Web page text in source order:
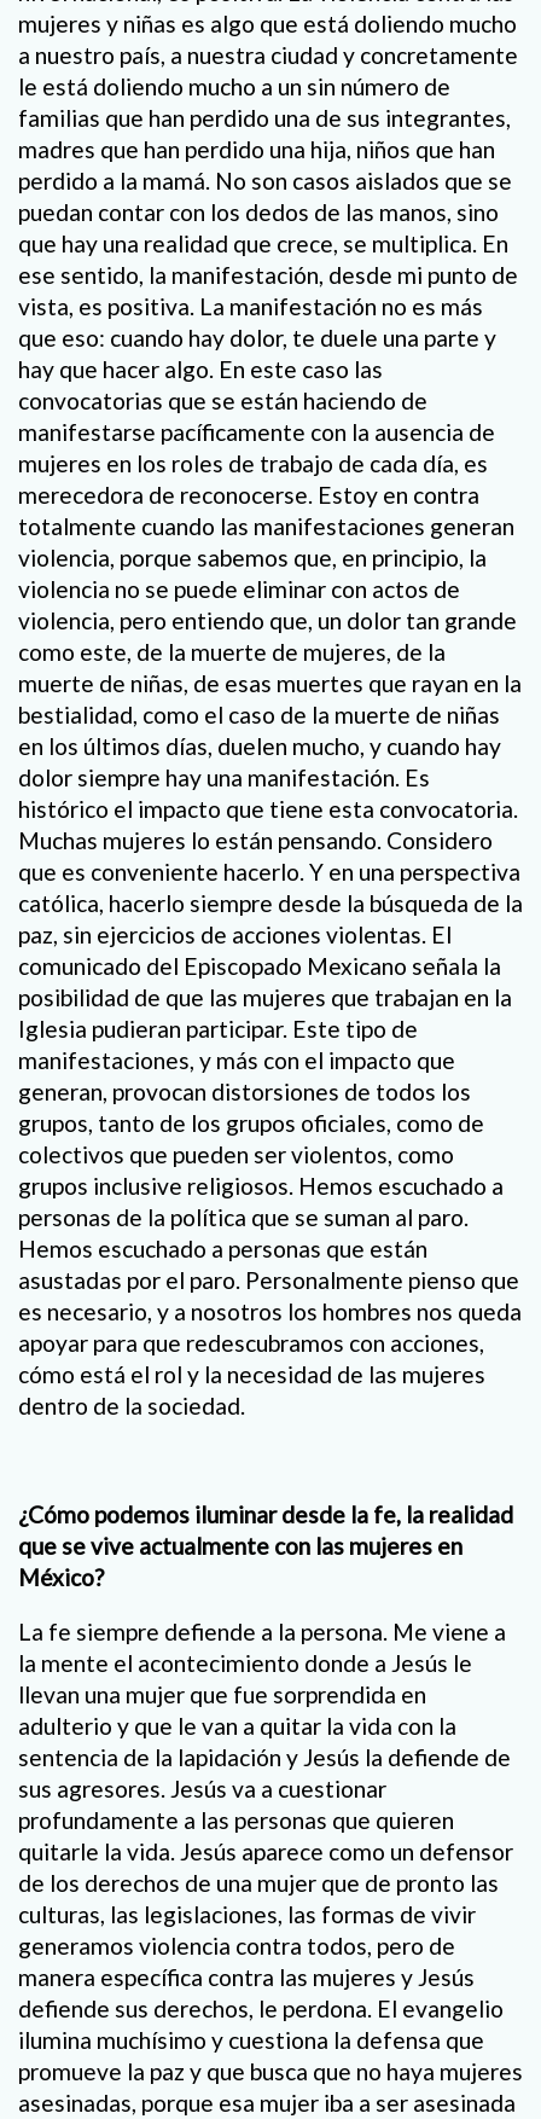
mujeres y niñas es algo que está doliendo mucho
a nuestro país, a nuestra ciudad y concretamente
le está doliendo mucho a un sin número de
familias que han perdido una de sus integrantes,
madres que han perdido una hija, niños que han
perdido a la mamá. No son casos aislados que se
puedan contar con los dedos de las manos, sino
que hay una realidad que crece, se multiplica. En
ese sentido, la manifestación, desde mi punto de
vista, es positiva. La manifestación no es más
que eso: cuando hay dolor, te duele una parte y
hay que hacer algo. En este caso las
convocatorias que se están haciendo de
manifestarse pacíficamente con la ausencia de
mujeres en los roles de trabajo de cada día, es
merecedora de reconocerse. Estoy en contra
totalmente cuando las manifestaciones generan
violencia, porque sabemos que, en principio, la
violencia no se puede eliminar con actos de
violencia, pero entiendo que, un dolor tan grande
como este, de la muerte de mujeres, de la
muerte de niñas, de esas muertes que rayan en la
bestialidad, como el caso de la muerte de niñas
en los últimos días, duelen mucho, y cuando hay
dolor siempre hay una manifestación. Es
histórico el impacto que tiene esta convocatoria.
Muchas mujeres lo están pensando. Considero
que es conveniente hacerlo. Y en una perspectiva
católica, hacerlo siempre desde la búsqueda de la
paz, sin ejercicios de acciones violentas. El
comunicado del Episcopado Mexicano señala la
posibilidad de que las mujeres que trabajan en la
Iglesia pudieran participar. Este tipo de
manifestaciones, y más con el impacto que
generan, provocan distorsiones de todos los
grupos, tanto de los grupos oficiales, como de
colectivos que pueden ser violentos, como
grupos inclusive religiosos. Hemos escuchado a
personas de la política que se suman al paro.
Hemos escuchado a personas que están
asustadas por el paro. Personalmente pienso que
es necesario, y a nosotros los hombres nos queda
apoyar para que redescubramos con acciones,
cómo está el rol y la necesidad de las mujeres
dentro de la sociedad.
¿Cómo podemos iluminar desde la fe, la realidad
que se vive actualmente con las mujeres en
México?
La fe siempre defiende a la persona. Me viene a
la mente el acontecimiento donde a Jesús le
llevan una mujer que fue sorprendida en
adulterio y que le van a quitar la vida con la
sentencia de la lapidación y Jesús la defiende de
sus agresores. Jesús va a cuestionar
profundamente a las personas que quieren
quitarle la vida. Jesús aparece como un defensor
de los derechos de una mujer que de pronto las
culturas, las legislaciones, las formas de vivir
generamos violencia contra todos, pero de
manera específica contra las mujeres y Jesús
defiende sus derechos, le perdona. El evangelio
ilumina muchísimo y cuestiona la defensa que
promueve la paz y que busca que no haya mujeres
asesinadas, porque esa mujer iba a ser asesinada